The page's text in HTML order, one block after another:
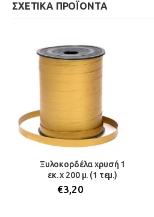
ΣΧΕΤΙΚΆ ΠΡΟΪΌΝΤΑ
Ξυλοκορδέλα χρυσή 1
εκ. χ 200 μ. (1 τεμ.)
€3,20